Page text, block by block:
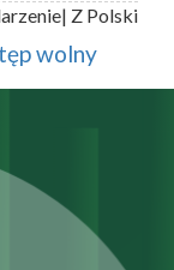
| Z Polski
wolny